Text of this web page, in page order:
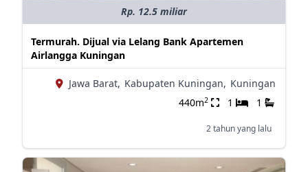
Rp. 12.5 miliar
Termurah. Dijual via Lelang Bank Apartemen
Airlangga Kuningan
Jawa Barat, Kabupaten Kuningan, Kuningan
440m2 1 1
2 tahun yang lalu